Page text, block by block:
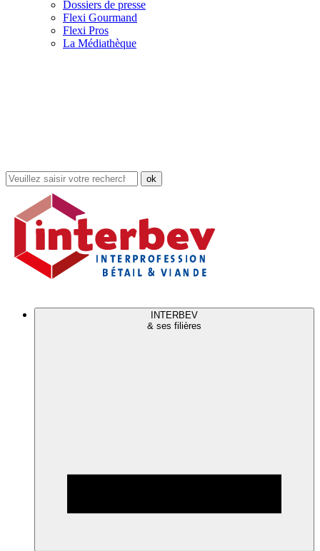
Dossiers de presse
Flexi Gourmand
Flexi Pros
La Médiathèque
Rechercher
dans
site
INTERBEV
& ses filières